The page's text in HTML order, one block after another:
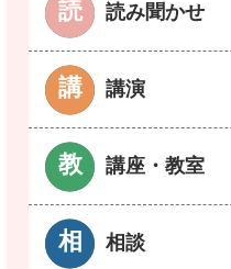
読み聞かせ
講演
講座・教室
相談